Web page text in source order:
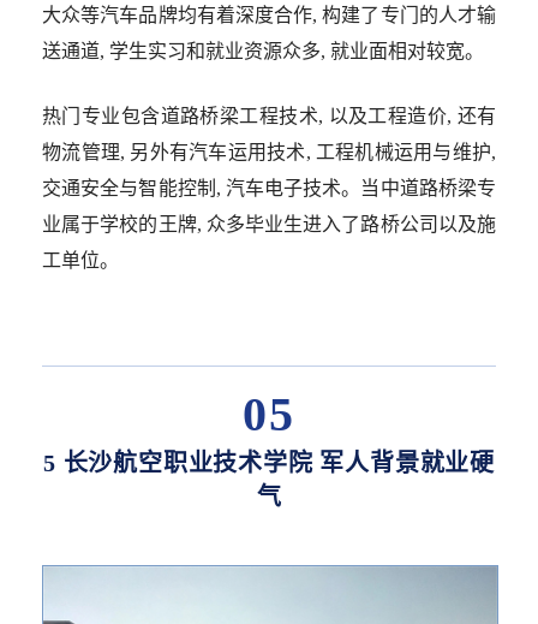
大众等汽车品牌均有着深度合作, 构建了专门的人才输
送通道, 学生实习和就业资源众多, 就业面相对较宽。
热门专业包含道路桥梁工程技术, 以及工程造价, 还有
物流管理, 另外有汽车运用技术, 工程机械运用与维护,
交通安全与智能控制, 汽车电子技术。当中道路桥梁专
业属于学校的王牌, 众多毕业生进入了路桥公司以及施
工单位。
05
5 长沙航空职业技术学院 军人背景就业硬
气